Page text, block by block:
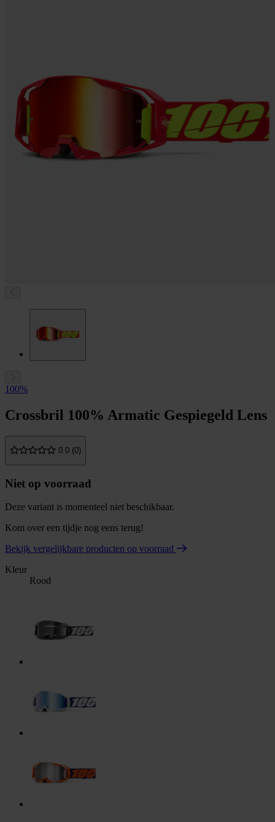
100%
Crossbril 100% Armatic Gespiegeld Lens
0.0 (0)
Niet op voorraad
Deze variant is momenteel niet beschikbaar.
Kom over een tijdje nog eens terug!
Bekijk vergelijkbare producten op voorraad
Kleur
Rood